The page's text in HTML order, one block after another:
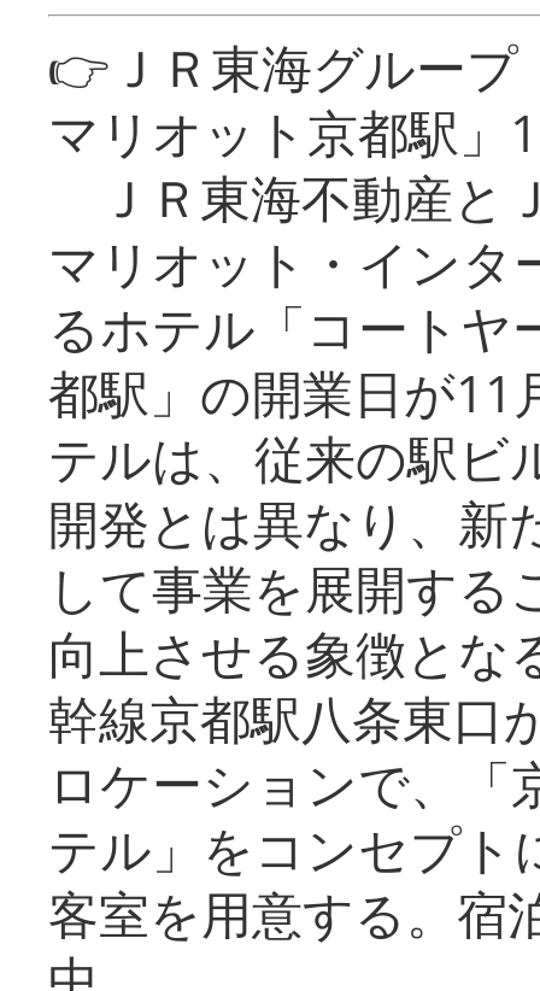
👉ＪＲ東海グルー
マリオット京都駅」
ＪＲ東海不動産と
マリオット・インタ
るホテル「コートヤ
都駅」の開業日が11
テルは、従来の駅ビ
開発とは異なり、新
して事業を展開する
向上させる象徴とな
幹線京都駅八条東口
ロケーションで、「
テル」をコンセプト
客室を用意する。宿